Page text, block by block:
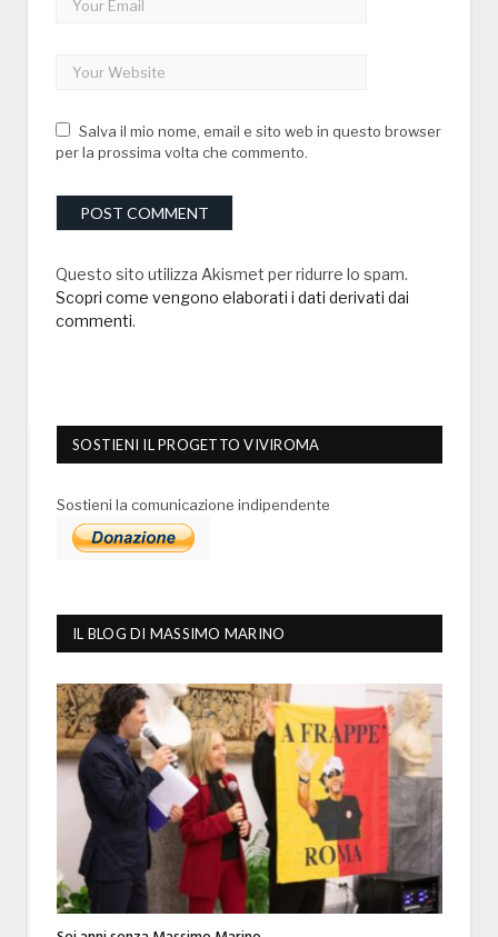
Salva il mio nome, email e sito web in questo browser
per la prossima volta che commento.
Questo sito utilizza Akismet per ridurre lo spam.
Scopri come vengono elaborati i dati derivati dai
commenti.
SOSTIENI IL PROGETTO VIVIROMA
Sostieni la comunicazione indipendente
IL BLOG DI MASSIMO MARINO